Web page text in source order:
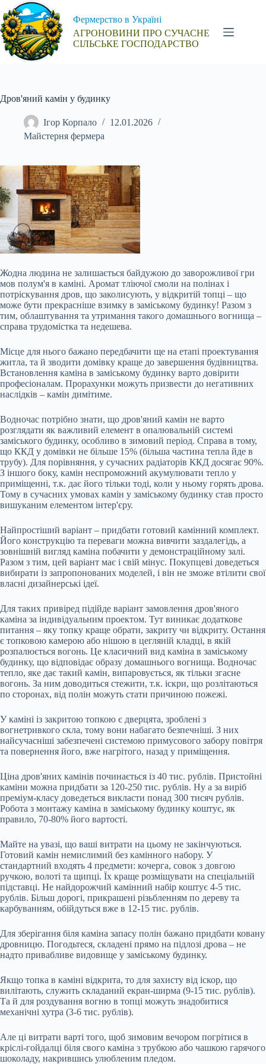
Перейти
до
вмісту
Фермерство в Україні
АГРОНОВИНИ ПРО СУЧАСНЕ
СІЛЬСЬКЕ ГОСПОДАРСТВО
Дров'яний камін у будинку
Ігор Корпало
12.01.2026
Майстерня фермера
Жодна людина не залишається байдужою до заворожливої гри
мов полум'я в каміні. Аромат тліючої смоли на полінах і
потріскування дров, що заколисують, у відкритій топці – що
може бути прекрасніше взимку в заміському будинку! Разом з
тим, облаштування та утримання такого домашнього вогнища –
справа трудомістка та недешева.
Місце для нього бажано передбачити ще на етапі проектування
житла, та й зводити домівку краще до завершення будівництва.
Встановлення каміна в заміському будинку варто довірити
професіоналам. Прорахунки можуть призвести до негативних
наслідків – камін димітиме.
Водночас потрібно знати, що дров'яний камін не варто
розглядати як важливий елемент в опалювальній системі
заміського будинку, особливо в зимовий період. Справа в тому,
що ККД у домівки не більше 15% (більша частина тепла йде в
трубу). Для порівняння, у сучасних радіаторів ККД досягає 90%.
З іншого боку, камін неспроможний акумулювати тепло у
приміщенні, т.к. дає його тільки тоді, коли у ньому горять дрова.
Тому в сучасних умовах камін у заміському будинку став просто
вишуканим елементом інтер'єру.
Найпростіший варіант – придбати готовий камінний комплект.
Його конструкцію та переваги можна вивчити заздалегідь, а
зовнішній вигляд каміна побачити у демонстраційному залі.
Разом з тим, цей варіант має і свій мінус. Покупцеві доведеться
вибирати із запропонованих моделей, і він не зможе втілити свої
власні дизайнерські ідеї.
Для таких привіред підійде варіант замовлення дров'яного
каміна за індивідуальним проектом. Тут виникає додаткове
питання – яку топку краще обрати, закриту чи відкриту. Остання
є топковою камерою або нішою в цегляній кладці, в якій
розпалюється вогонь. Це класичний вид каміна в заміському
будинку, що відповідає образу домашнього вогнища. Водночас
тепло, яке дає такий камін, випаровується, як тільки згасне
вогонь. За ним доводиться стежити, т.к. іскри, що розлітаються
по сторонах, від полін можуть стати причиною пожежі.
У каміні із закритою топкою є дверцята, зроблені з
вогнетривкого скла, тому вони набагато безпечніші. З них
найсучасніші забезпечені системою примусового забору повітря
та повернення його, вже нагрітого, назад у приміщення.
Ціна дров'яних камінів починається із 40 тис. рублів. Пристойні
каміни можна придбати за 120-250 тис. рублів. Ну а за виріб
преміум-класу доведеться викласти понад 300 тисяч рублів.
Робота з монтажу каміна в заміському будинку коштує, як
правило, 70-80% його вартості.
Майте на увазі, що ваші витрати на цьому не закінчуються.
Готовий камін немислимий без камінного набору. У
стандартний входять 4 предмети: кочерга, совок з довгою
ручкою, волоті та щипці. Їх краще розміщувати на спеціальній
підставці. Не найдорожчий камінний набір коштує 4-5 тис.
рублів. Більш дорогі, прикрашені різьбленням по дереву та
карбуванням, обійдуться вже в 12-15 тис. рублів.
Для зберігання біля каміна запасу полін бажано придбати ковану
дровницю. Погодьтеся, складені прямо на підлозі дрова – не
надто привабливе видовище у заміському будинку.
Якщо топка в каміні відкрита, то для захисту від іскор, що
вилітають, служить складаний екран-ширма (9-15 тис. рублів).
Та й для роздування вогню в топці можуть знадобитися
механічні хутра (3-6 тис. рублів).
Але ці витрати варті того, щоб зимовим вечором погрітися в
кріслі-гойдалці біля свого каміна з трубкою або чашкою гарячого
шоколаду, накрившись улюбленим пледом.